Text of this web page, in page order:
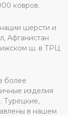
ковров.
шерсти и
Афганистан
ш. в ТРЦ
более
изделия
Турецкие,
в нашем